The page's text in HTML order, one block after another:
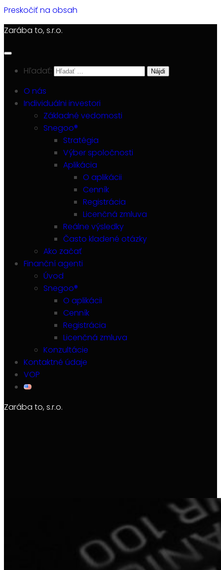
Preskočiť na obsah
Zarába to, s.r.o.
Hľadať:
O nás
Individuálni investori
Základné vedomosti
Snegoo®
Stratégia
Výber spoločnosti
Aplikácia
O aplikácii
Cenník
Registrácia
Licenčná zmluva
Reálne výsledky
Často kladené otázky
Ako začať
Finanční agenti
Úvod
Snegoo®
O aplikácii
Cenník
Registrácia
Licenčná zmluva
Konzultácie
Kontaktné údaje
VOP
Zarába to, s.r.o.